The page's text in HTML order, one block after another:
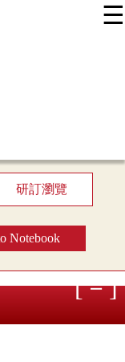
☰
研訂瀏覽
Notebook